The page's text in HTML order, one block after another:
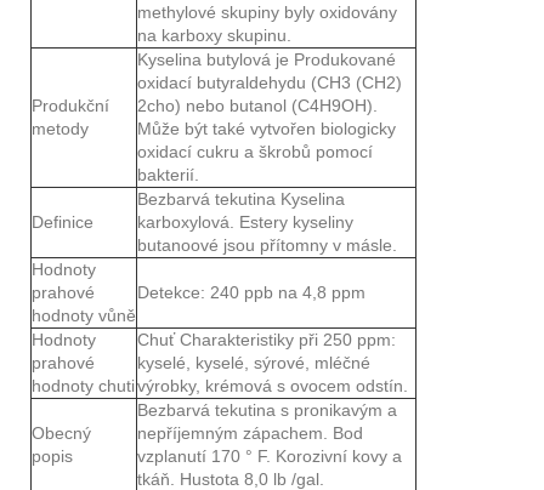
methylové skupiny byly oxidovány
na karboxy skupinu.
Produkční
metody
Kyselina butylová je Produkované
oxidací butyraldehydu (CH3 (CH2)
2cho) nebo butanol (C4H9OH).
Může být také vytvořen biologicky
oxidací cukru a škrobů pomocí
bakterií.
Definice
Bezbarvá tekutina Kyselina
karboxylová. Estery kyseliny
butanoové jsou přítomny v másle.
Hodnoty
prahové
hodnoty vůně
Detekce: 240 ppb na 4,8 ppm
Hodnoty
prahové
hodnoty chuti
Chuť Charakteristiky při 250 ppm:
kyselé, kyselé, sýrové, mléčné
výrobky, krémová s ovocem odstín.
Obecný
popis
Bezbarvá tekutina s pronikavým a
nepříjemným zápachem. Bod
vzplanutí 170 ° F. Korozivní kovy a
tkáň. Hustota 8,0 lb /gal.